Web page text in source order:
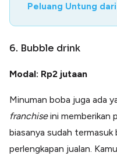
Peluang Untung
6. Bubble drink
Modal: Rp2 jutaan
Minuman boba juga ada
franchiseini memberikan
biasanya sudah termasuk
perlengkapan jualan.